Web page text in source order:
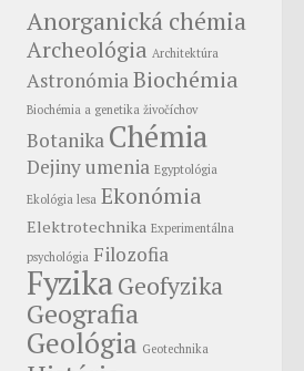
Anorganická chémia
Archeológia Architektúra
AstronómiaBiochémia
Biochémia a genetika živočíchov
Botanika Chémia
Dejiny umenia Egyptológia
Ekológia lesa Ekonómia
Elektrotechnika Experimentálna
psychológia Filozofia
FyzikaGeofyzika
Geografia
Geológia Geotechnika